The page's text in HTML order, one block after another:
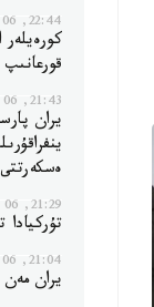
22:44, 06 تامىز 2026
21:43, 06 تامىز 2026
يران
ەسكەرتتى
21:29, 06 تامىز 2026
21:04, 06 تامىز 2026
يران